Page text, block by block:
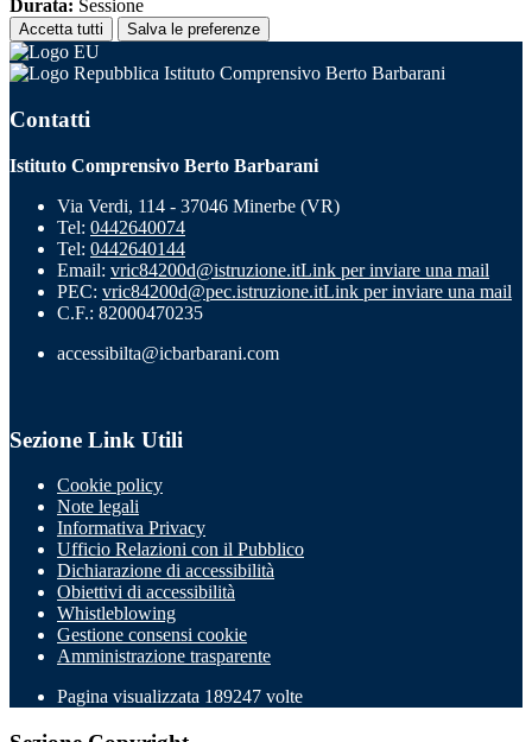
Durata: Sessione
Accetta tutti Salva le preferenze
Istituto Comprensivo Berto Barbarani
Contatti
Istituto Comprensivo Berto Barbarani
Via Verdi, 114 - 37046 Minerbe (VR)
Tel: 0442640074
Tel: 0442640144
Email: vric84200d@istruzione.itLink per inviare una mail
PEC: vric84200d@pec.istruzione.itLink per inviare una mail
C.F.: 82000470235
accessibilta@icbarbarani.com
Sezione Link Utili
Cookie policy
Note legali
Informativa Privacy
Ufficio Relazioni con il Pubblico
Dichiarazione di accessibilità
Obiettivi di accessibilità
Whistleblowing
Gestione consensi cookie
Amministrazione trasparente
Pagina visualizzata 189247 volte